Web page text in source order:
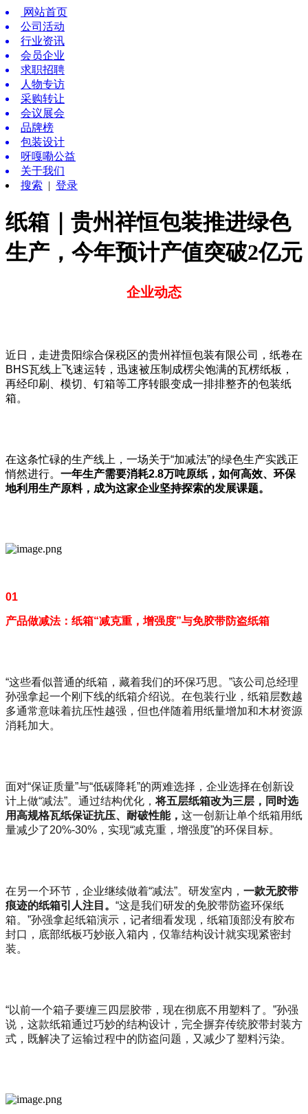
网站首页
公司活动
行业资讯
会员企业
求职招聘
人物专访
采购转让
会议展会
品牌榜
包装设计
呀嘎嘞公益
关于我们
搜索 | 登录
纸箱｜贵州祥恒包装推进绿色
生产，今年预计产值突破2亿元
企业动态
近日，走进贵阳综合保税区的贵州祥恒包装有限公司，纸卷在
BHS瓦线上飞速运转，迅速被压制成楞尖饱满的瓦楞纸板，
再经印刷、模切、钉箱等工序转眼变成一排排整齐的包装纸
箱。
在这条忙碌的生产线上，一场关于“加减法”的绿色生产实践正
悄然进行。 一年生产需要消耗2.8万吨原纸，如何高效、环保
地利用生产原料，成为这家企业坚持探索的发展课题。
01
产品做减法：纸箱“减克重，增强度”与免胶带防盗纸箱
“这些看似普通的纸箱，藏着我们的环保巧思。”该公司总经理
孙强拿起一个刚下线的纸箱介绍说。在包装行业，纸箱层数越
多通常意味着抗压性越强，但也伴随着用纸量增加和木材资源
消耗加大。
面对“保证质量”与“低碳降耗”的两难选择，企业选择在创新设
计上做“减法”。 通过结构优化，将五层纸箱改为三层，同时选
用高规格瓦纸保证抗压、耐破性能， 这一创新让单个纸箱用纸
量减少了20%-30%，实现“减克重，增强度”的环保目标。
在另一个环节，企业继续做着“减法”。研发室内， 一款无胶带
痕迹的纸箱引人注目。 “这是我们研发的免胶带防盗环保纸
箱。”孙强拿起纸箱演示，记者细看发现，纸箱顶部没有胶布
封口，底部纸板巧妙嵌入箱内，仅靠结构设计就实现紧密封
装。
“以前一个箱子要缠三四层胶带，现在彻底不用塑料了。”孙强
说，这款纸箱通过巧妙的结构设计，完全摒弃传统胶带封装方
式，既解决了运输过程中的防盗问题，又减少了塑料污染。